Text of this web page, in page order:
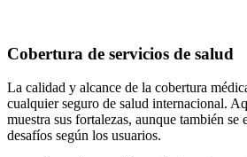
Cobertura de servicios de salud
La calidad y alcance de la cobertura
cualquier seguro de salud internacional.
muestra sus fortalezas, aunque también se
desafíos según los usuarios.